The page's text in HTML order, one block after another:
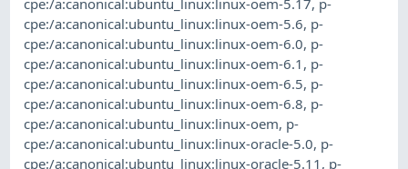
cpe:/a:canonical:ubuntu_linux:linux-oem-5.17, p-
cpe:/a:canonical:ubuntu_linux:linux-oem-5.6, p-
cpe:/a:canonical:ubuntu_linux:linux-oem-6.0, p-
cpe:/a:canonical:ubuntu_linux:linux-oem-6.1 , p-
cpe:/a:canonical:ubuntu_linux:linux-oem-6.5, p-
cpe:/a:canonical:ubuntu_linux:linux-oem-6.8, p-
cpe:/a:canonical:ubuntu_linux:linux-oem, p-
cpe:/a:canonical:ubuntu_linux:linux-oracle-5.0, p-
cpe:/a:canonical:ubuntu_linux:linux-oracle-5.11 , p-